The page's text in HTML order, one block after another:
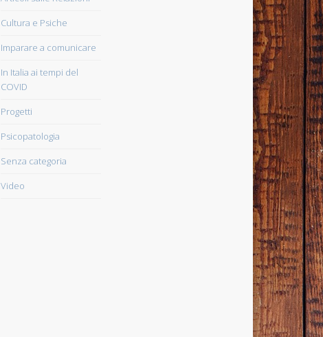
Cultura e Psiche
Imparare a comunicare
In Italia ai tempi del
COVID
Progetti
Psicopatologia
Senza categoria
Video